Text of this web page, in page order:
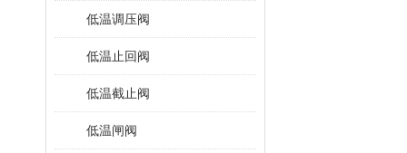
低温调压阀
低温止回阀
低温截止阀
低温闸阀